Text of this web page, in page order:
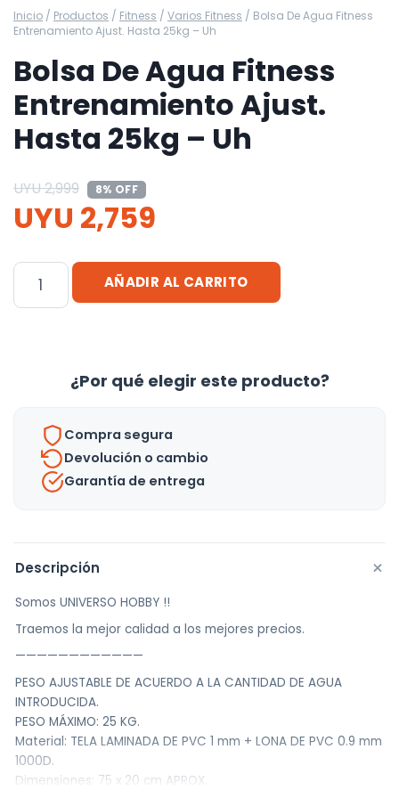
Inicio / Productos / Fitness / Varios Fitness / Bolsa De Agua Fitness
Entrenamiento Ajust. Hasta 25kg – Uh
Bolsa De Agua Fitness
Entrenamiento Ajust.
Hasta 25kg – Uh
UYU2,999 8% OFF
UYU 2,759
Bolsa
25kg
AÑADIR AL CARRITO
¿Por qué elegir este producto?
Compra segura
Devolución o cambio
Garantía de entrega
Descripción +
Somos UNIVERSO HOBBY !!
Traemos la mejor calidad a los mejores precios.
————————————
PESO AJUSTABLE DE ACUERDO A LA CANTIDAD DE AGUA
INTRODUCIDA.
PESO MÁXIMO: 25 KG.
Material: TELA LAMINADA DE PVC 1 mm + LONA DE PVC 0.9 mm
1000D.
Dimensiones: 75 x 20 cm APROX.